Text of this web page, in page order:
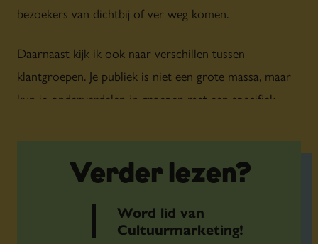
bezoekers van dichtbij of ver weg komen.
Daarnaast kijk ik ook naar verschillen tussen
klantgroepen. Je publiek is niet een grote massa, maar
kun je onderverdelen in groepen met een specifiek
woonplaats en wanneer ze bestellen. Vervolgens kun je
verschillende profielen met elkaar vergelijken en onder
andere meten hoe lang ze klant zijn, hoeveel geld ze
uitgeven en of ze kortingen gebruiken of niet.’
Verder lezen?
Word lid van
Cultuurmarketing!